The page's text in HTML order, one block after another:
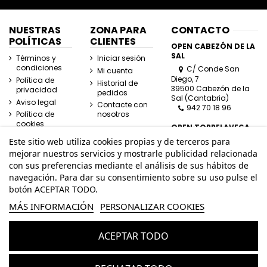
NUESTRAS
POLÍTICAS
Términos y
condiciones
Política de
privacidad
Aviso legal
Política de
cookies
ZONA PARA
CLIENTES
Iniciar sesión
Mi cuenta
Historial de
pedidos
Contacte con
nosotros
CONTACTO
OPEN CABEZÓN DE LA
SAL
C/ Conde San
Diego, 7
39500 Cabezón de la
Sal (Cantabria)
942 70 18 96
OPEN TORRELAVEGA
C/ José Posada
Herrera, Esquina
Lasaga Larreta
39300 Torrelavega
(Cantabria)
Este sitio web utiliza cookies propias y de terceros para
mejorar nuestros servicios y mostrarle publicidad relacionada
con sus preferencias mediante el análisis de sus hábitos de
navegación. Para dar su consentimiento sobre su uso pulse el
botón ACEPTAR TODO.
MÁS INFORMACIÓN PERSONALIZAR COOKIES
ACEPTAR TODO
© Todos los derechos reservados - Powered bybytefactory